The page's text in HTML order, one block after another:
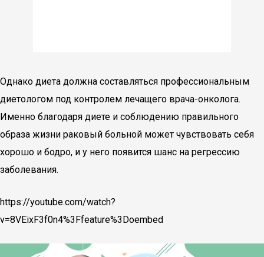
Однако диета должна составляться профессиональным
диетологом под контролем лечащего врача-онколога.
Именно благодаря диете и соблюдению правильного
образа жизни раковый больной может чувствовать себя
хорошо и бодро, и у него появится шанс на регрессию
заболевания.
https://youtube.com/watch?
v=8VEixF3f0n4%3Ffeature%3Doembed